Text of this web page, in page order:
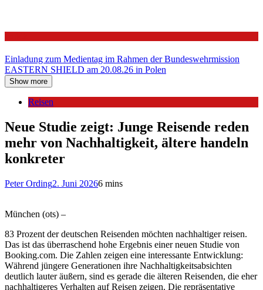
Einladung zum Medientag im Rahmen der Bundeswehrmission
EASTERN SHIELD am 20.08.26 in Polen
Show more
Reisen
Neue Studie zeigt: Junge Reisende reden
mehr von Nachhaltigkeit, ältere handeln
konkreter
Peter Ording2. Juni 20266 mins
München (ots) –
83 Prozent der deutschen Reisenden möchten nachhaltiger reisen.
Das ist das überraschend hohe Ergebnis einer neuen Studie von
Booking.com. Die Zahlen zeigen eine interessante Entwicklung:
Während jüngere Generationen ihre Nachhaltigkeitsabsichten
deutlich lauter äußern, sind es gerade die älteren Reisenden, die eher
nachhaltigeres Verhalten auf Reisen zeigen. Die repräsentative